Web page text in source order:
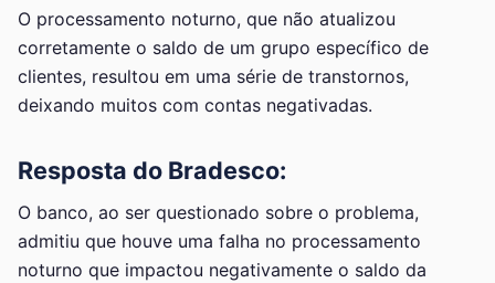
O processamento noturno, que não atualizou
corretamente o saldo de um grupo específico de
clientes, resultou em uma série de transtornos,
deixando muitos com contas negativadas.
Resposta do Bradesco:
O banco, ao ser questionado sobre o problema,
admitiu que houve uma falha no processamento
noturno que impactou negativamente o saldo da